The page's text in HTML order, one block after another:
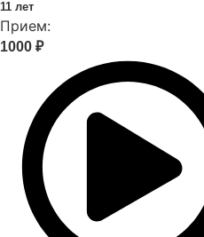
11 лет
Прием:
1000 ₽